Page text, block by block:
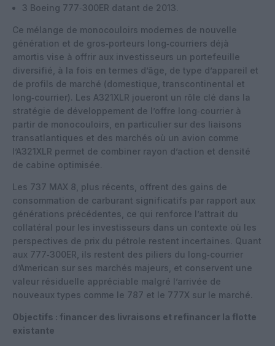
3 Boeing 777‑300ER datant de 2013.
Ce mélange de monocouloirs modernes de nouvelle
génération et de gros‑porteurs long‑courriers déjà
amortis vise à offrir aux investisseurs un portefeuille
diversifié, à la fois en termes d’âge, de type d’appareil et
de profils de marché (domestique, transcontinental et
long‑courrier). Les A321XLR joueront un rôle clé dans la
stratégie de développement de l’offre long‑courrier à
partir de monocouloirs, en particulier sur des liaisons
transatlantiques et des marchés où un avion comme
l’A321XLR permet de combiner rayon d’action et densité
de cabine optimisée.
Les 737 MAX 8, plus récents, offrent des gains de
consommation de carburant significatifs par rapport aux
générations précédentes, ce qui renforce l’attrait du
collatéral pour les investisseurs dans un contexte où les
perspectives de prix du pétrole restent incertaines. Quant
aux 777‑300ER, ils restent des piliers du long‑courrier
d’American sur ses marchés majeurs, et conservent une
valeur résiduelle appréciable malgré l’arrivée de
nouveaux types comme le 787 et le 777X sur le marché.
Objectifs : financer des livraisons et refinancer la flotte
existante